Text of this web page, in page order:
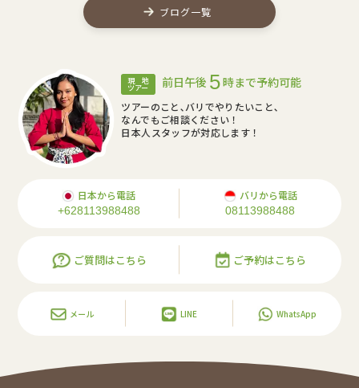
ブログ一覧
現 地
ツアー 前日午後 5時まで予約可能
ツアーのこと､バリでやりたいこと､
なんでもご相談ください！
日本人スタッフが対応します！
日本から電話
+628113988488
バリから電話
08113988488
ご質問はこちら ご予約はこちら
メール LINE WhatsApp